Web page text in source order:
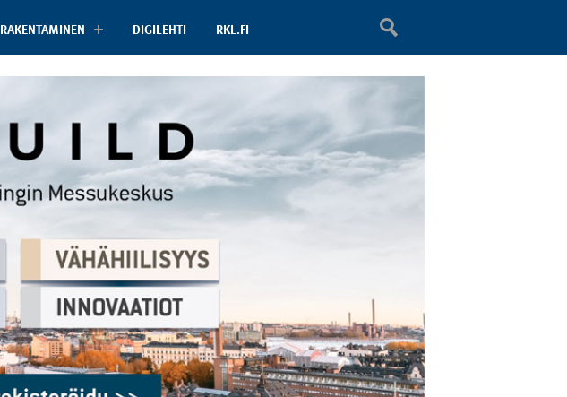
RAKENTAMINEN DIGILEHTI RKL.FI